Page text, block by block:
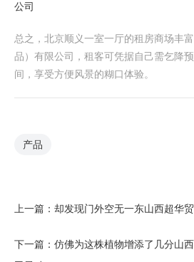
公司
总之，北京顺义一室一厅的租房商场丰
品）有限公司，租客可凭据自己需乞降
间，享受方便风景的糊口体验。
产品
上一篇： 却发现门外空无一东山西超华
下一篇： 仿佛为这株植物增添了几分山